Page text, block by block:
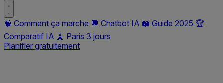
🧠 Comment ça marche 💬 Chatbot IA 📖 Guide 2025 🏆
Comparatif IA 🗼 Paris 3 jours
Planifier gratuitement